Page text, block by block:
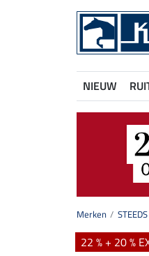
NIEUW
Merken STEEDS
22 % + 20 %